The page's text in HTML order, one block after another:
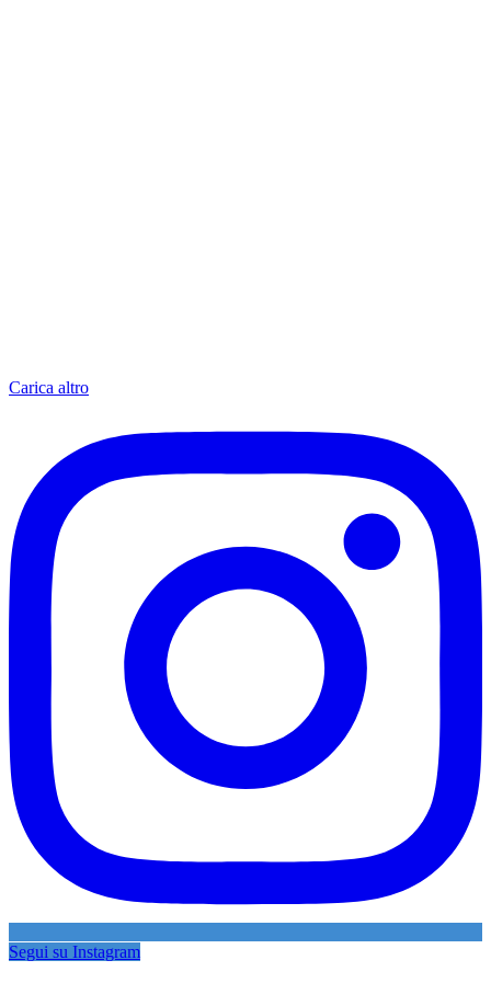
Carica altro
Segui su Instagram